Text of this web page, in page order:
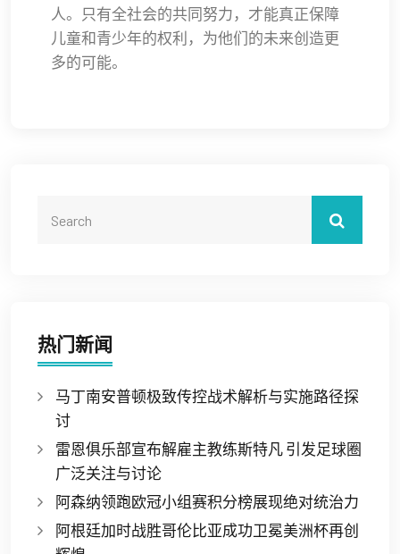
人。只有全社会的共同努力，才能真正保障
儿童和青少年的权利，为他们的未来创造更
多的可能。
热门新闻
马丁南安普顿极致传控战术解析与实施路径探
讨
雷恩俱乐部宣布解雇主教练斯特凡 引发足球圈
广泛关注与讨论
阿森纳领跑欧冠小组赛积分榜展现绝对统治力
阿根廷加时战胜哥伦比亚成功卫冕美洲杯再创